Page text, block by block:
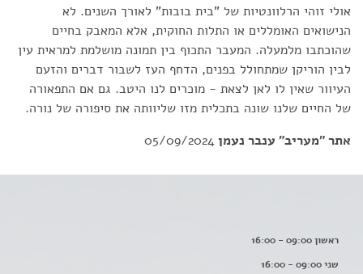
אולי זוהי הרלוונטיות של "בית בובות" לאורך השנים. לא
הנישואים האומללים או התלות החוקית, אלא המאבק בחיים
שהוכתבו מלמעלה. המעבר התכוף בין תמונה מושלמת למראית עין
לבין הוריקן שמתחולל בפנים, הדחף העז לשבור דברים והזעם
העיוור שאין לו לאן לצאת - מוכרים לנו היטב. גם אם התפאורה
של החיים שלנו שונה בתכלית מזו שליוותה את סיפורה של נורה.
אתר "מעריב" ענבר נעמן05/09/2024
ראשון 09:00 - 16:00
שני 09:00 - 16:00